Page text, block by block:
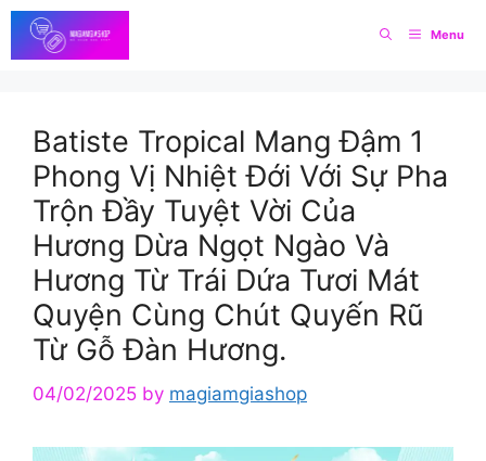
Skip
to
content
Menu
Batiste Tropical Mang Đậm 1
Phong Vị Nhiệt Đới Với Sự Pha
Trộn Đầy Tuyệt Vời Của
Hương Dừa Ngọt Ngào Và
Hương Từ Trái Dứa Tươi Mát
Quyện Cùng Chút Quyến Rũ
Từ Gỗ Đàn Hương.
04/02/2025 by magiamgiashop